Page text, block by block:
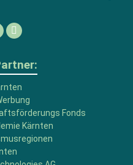
Instagram
Fonds
Kärnten